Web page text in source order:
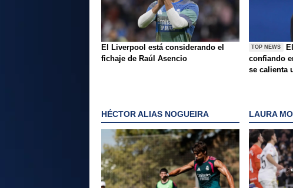
El Liverpool está considerando el
fichaje de Raúl Asencio
TOP NEWS
confiando
se calienta
HÉCTOR ALIAS NOGUEIRA LAURA